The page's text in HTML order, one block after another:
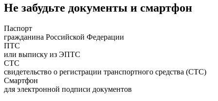
Не забудьте документы и смартфон
Паспорт
гражданина Российской Федерации
ПТС
или выписку из ЭПТС
СТС
свидетельство о регистрации транспортного средства (СТС)
Смартфон
для электронной подписи документов